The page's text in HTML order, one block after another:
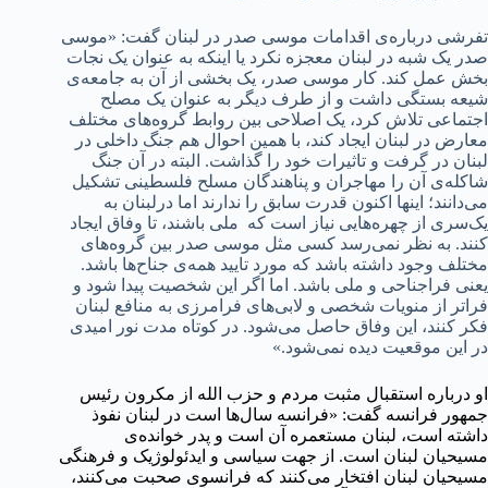
تفرشی درباره‌ی اقدامات موسی صدر در لبنان گفت: «موسی
صدر یک شبه در لبنان معجزه نکرد یا اینکه به عنوان یک نجات
بخش عمل کند. کار موسی صدر، یک بخشی از آن به جامعه‌ی
شیعه بستگی داشت و از طرف دیگر به عنوان یک مصلح
اجتماعی تلاش کرد، یک اصلاحی بین روابط گروه‌های مختلف
معارض در لبنان ایجاد کند، با همین احوال هم جنگ داخلی در
لبنان در گرفت و تاثیرات خود را گذاشت. البته در آن جنگ
شاکله‌ی آن را مهاجران و پناهندگان مسلح فلسطینی تشکیل
می‌دانند؛ اینها اکنون قدرت سابق را ندارند اما درلبنان به
یک‌سری‌ از چهره‌هایی نیاز است که ملی باشند، تا وفاق ایجاد
کنند. به نظر نمی‌رسد کسی مثل موسی صدر بین گروه‌های
مختلف وجود داشته باشد که مورد تایید همه‌ی جناح‌ها باشد.
یعنی فراجناحی و ملی باشد. اما اگر این شخصیت پیدا شود و
فراتر از منویات شخصی و لابی‌های فرامرزی به منافع لبنان
فکر کنند، این وفاق حاصل می‌شود. در کوتاه مدت نور امیدی
در این موقعیت دیده نمی‌شود.»
او درباره‌ استقبال مثبت مردم و حزب الله از مکرون رئیس
جمهور فرانسه گفت: «فرانسه سال‌ها است در لبنان نفوذ
داشته است، لبنان مستعمره‌ آن است و پدر خوانده‌ی
مسیحیان لبنان است. از جهت سیاسی و ایدئولوژیک و فرهنگی
مسیحیان لبنان افتخار می‌کنند که فرانسوی صحبت می‌کنند،